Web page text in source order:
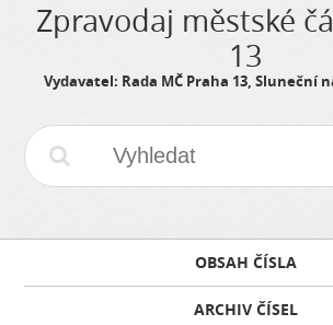
Zpravodaj městské
13
Vydavatel: Rada MČ Praha 13, Sluneční
OBSAH ČÍSLA
ARCHIV ČÍSEL